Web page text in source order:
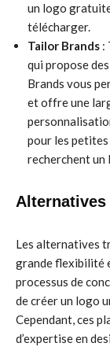
un logo
télécharger.
Tailor Brands :
qui propose
Brands vous
et offre une
pour les
recherchent
Les alternatives
grande flexibilité
processus de
de créer un logo
Cependant, ces
d’expertise en